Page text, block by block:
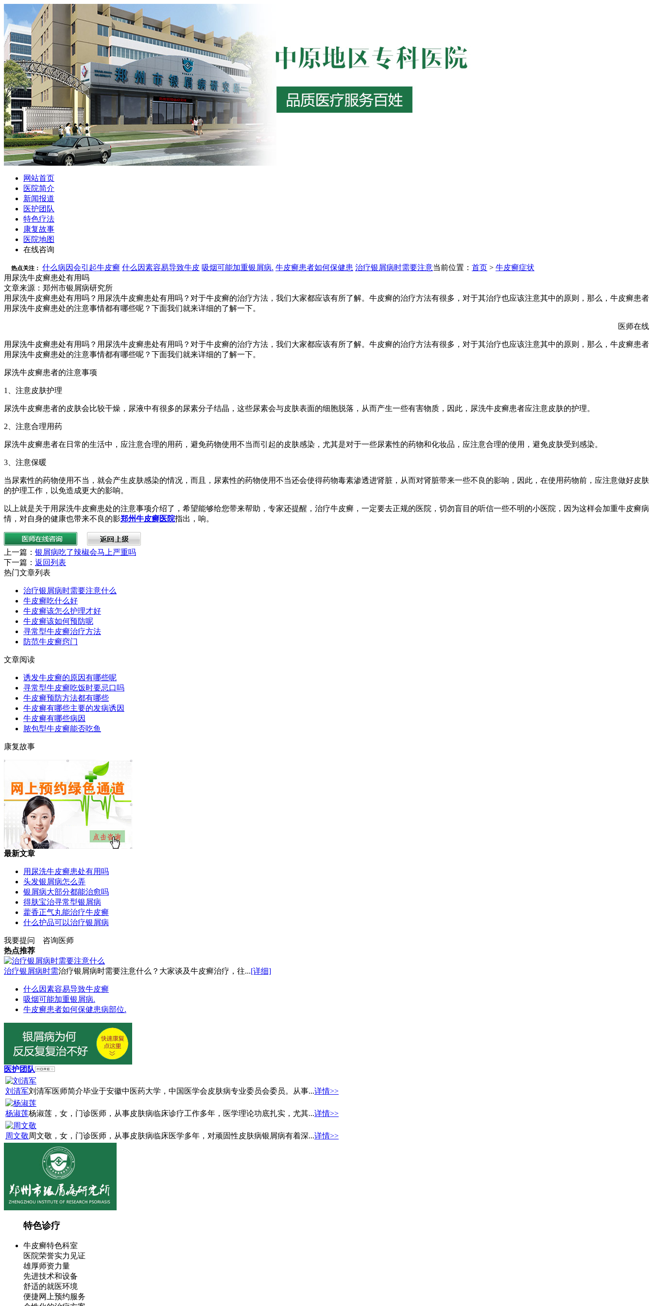
网站首页
医院简介
新闻报道
医护团队
特色疗法
康复故事
医院地图
在线咨询
热点关注： 什么病因会引起牛皮癣 什么因素容易导致牛皮 吸烟可能加重银屑病. 牛皮癣患者如何保健患 治疗银屑病时需要注意当前位置： 首页 > 牛皮癣症状
用尿洗牛皮癣患处有用吗
文章来源：郑州市银屑病研究所
用尿洗牛皮癣患处有用吗？用尿洗牛皮癣患处有用吗？对于牛皮癣的治疗方法，我们大家都应该有所了解。牛皮癣的治疗方法有很多，对于其治疗也应该注意其中的原则，那么，牛皮癣患者
用尿洗牛皮癣患处的注意事情都有哪些呢？下面我们就来详细的了解一下。
医师在线
用尿洗牛皮癣患处有用吗？用尿洗牛皮癣患处有用吗？对于牛皮癣的治疗方法，我们大家都应该有所了解。牛皮癣的治疗方法有很多，对于其治疗也应该注意其中的原则，那么，牛皮癣患者
用尿洗牛皮癣患处的注意事情都有哪些呢？下面我们就来详细的了解一下。
尿洗牛皮癣患者的注意事项
1、注意皮肤护理
尿洗牛皮癣患者的皮肤会比较干燥，尿液中有很多的尿素分子结晶，这些尿素会与皮肤表面的细胞脱落，从而产生一些有害物质，因此，尿洗牛皮癣患者应注意皮肤的护理。
2、注意合理用药
尿洗牛皮癣患者在日常的生活中，应注意合理的用药，避免药物使用不当而引起的皮肤感染，尤其是对于一些尿素性的药物和化妆品，应注意合理的使用，避免皮肤受到感染。
3、注意保暖
当尿素性的药物使用不当，就会产生皮肤感染的情况，而且，尿素性的药物使用不当还会使得药物毒素渗透进肾脏，从而对肾脏带来一些不良的影响，因此，在使用药物前，应注意做好皮肤
的护理工作，以免造成更大的影响。
以上就是关于用尿洗牛皮癣患处的注意事项介绍了，希望能够给您带来帮助，专家还提醒，治疗牛皮癣，一定要去正规的医院，切勿盲目的听信一些不明的小医院，因为这样会加重牛皮癣病
情，对自身的健康也带来不良的影郑州牛皮癣医院指出，响。
上一篇： 银屑病吃了辣椒会马上严重吗
下一篇： 返回列表
热门文章列表
治疗银屑病时需要注意什么
牛皮癣吃什么好
牛皮癣该怎么护理才好
牛皮癣该如何预防呢
寻常型牛皮癣治疗方法
防范牛皮癣窍门
文章阅读
诱发牛皮癣的原因有哪些呢
寻常型牛皮癣吃饭时要忌口吗
牛皮癣预防方法都有哪些
牛皮癣有哪些主要的发病诱因
牛皮癣有哪些病因
脓包型牛皮癣能否吃鱼
康复故事
最新文章
用尿洗牛皮癣患处有用吗
头发银屑病怎么弄
银屑病大部分都能治愈吗
得肤宝治寻常型银屑病
藿香正气丸能治疗牛皮癣
什么护品可以治疗银屑病
我要提问
咨询医师
热点推荐
治疗银屑病时需治疗银屑病时需要注意什么？大家谈及牛皮癣治疗，往...[详细]
什么因素容易导致牛皮癣
吸烟可能加重银屑病.
牛皮癣患者如何保健患病部位.
医护团队
刘清军刘清军医师简介毕业于安徽中医药大学，中国医学会皮肤病专业委员会委员。从事...详情>>
杨淑莲杨淑莲，女，门诊医师，从事皮肤病临床诊疗工作多年，医学理论功底扎实，尤其...详情>>
周文敬周文敬，女，门诊医师，从事皮肤病临床医学多年，对顽固性皮肤病银屑病有着深...详情>>
特色诊疗
牛皮癣特色科室
医院荣誉实力见证
雄厚师资力量
先进技术和设备
舒适的就医环境
便捷网上预约服务